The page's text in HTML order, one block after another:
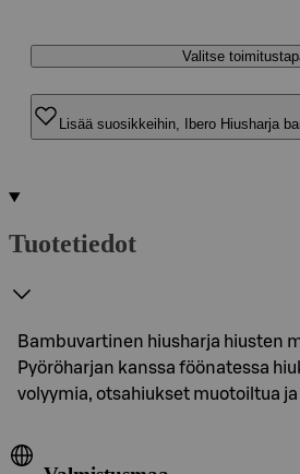
Valitse
Lisää suosikkeihin, Ibero Hiusharja
Tuotetiedot
Bambuvartinen hiusharja hiusten
Pyöröharjan kanssa föönatessa
volyymia, otsahiukset muotoiltua